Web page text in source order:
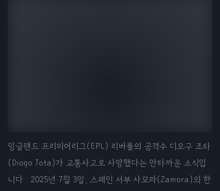
잉글랜드 프리미어리그(EPL) 리버풀의 공격수 디오구 조타
(Diogo Jota)가 교통사고로 사망했다는 안타까운 소식입
니다 . 2025년 7월 3일, 스페인 서부 사모라(Zamora)의 한